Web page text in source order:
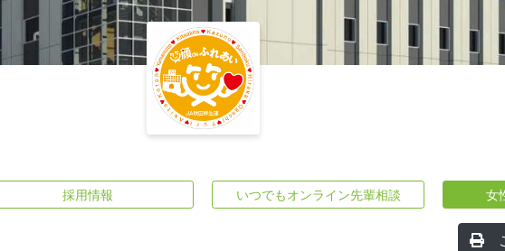
採用情報 いつでもオンライン先輩相談 女